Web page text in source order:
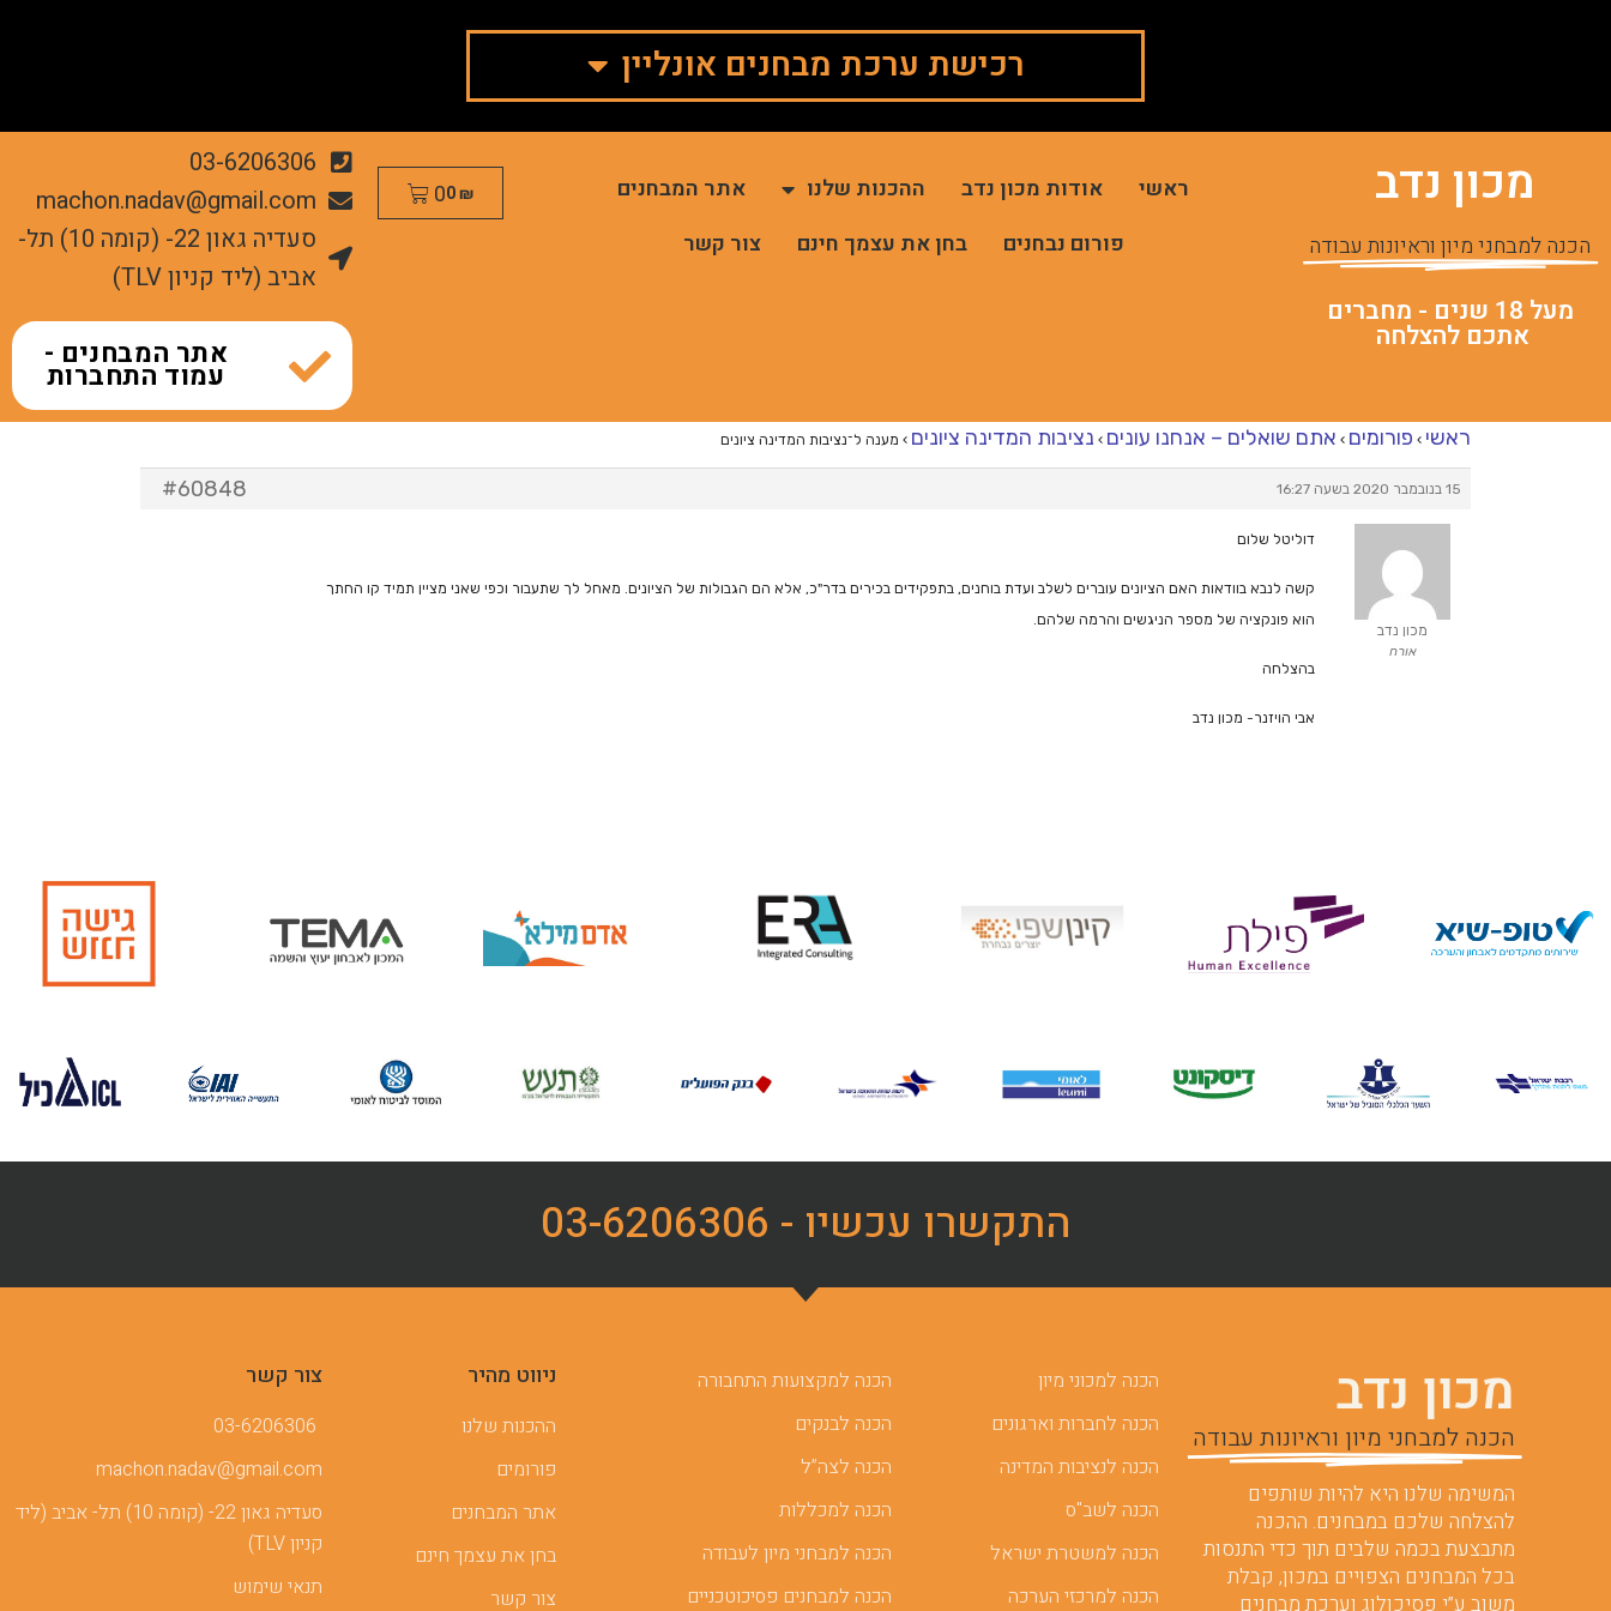
רכישת ערכת מבחנים אונליין
מכון נדב
הכנה למבחני מיון וראיונות עבודה
מעל 18 שנים - מחברים
אתכם להצלחה
ראשי אודות מכון נדב ההכנות שלנו
אתר המבחנים
פורום נבחנים
בחן את עצמך חינם צור קשר
0₪
0
03-6206306
machon.nadav@gmail.com
סעדיה גאון 22- (קומה 10) תל-
אביב (ליד קניון TLV)
אתר המבחנים -
עמוד התחברות
ראשי › פורומים › אתם שואלים – אנחנו עונים › נציבות המדינה ציונים › מענה ל־נציבות המדינה ציונים
15 בנובמבר 2020 בשעה 16:27 #60848
מכון נדב
אורח
דוליטל שלום
קשה לנבא בוודאות האם הציונים עוברים לשלב ועדת בוחנים, בתפקידים בכירים בדר"כ, אלא הם הגבולות של הציונים. מאחל לך שתעבור וכפי שאני מציין תמיד קו החתך
הוא פונקציה של מספר הניגשים והרמה שלהם.
בהצלחה
אבי הויזנר- מכון נדב
התקשרו עכשיו - 03-6206306
מכון נדב
הכנה למבחני מיון וראיונות עבודה
המשימה שלנו היא להיות שותפים
להצלחה שלכם במבחנים. ההכנה
מתבצעת בכמה שלבים תוך כדי התנסות
בכל המבחנים הצפויים במכון, קבלת
משוב ע”י פסיכולוג וערכת מבחנים
הכנה למכוני מיון
הכנה לחברות וארגונים
הכנה לנציבות המדינה
הכנה לשב"ס
הכנה למשטרת ישראל
הכנה למרכזי הערכה
הכנה למקצועות התחבורה
הכנה לבנקים
הכנה לצה”ל
הכנה למכללות
הכנה למבחני מיון לעבודה
הכנה למבחנים פסיכוטכניים
ניווט מהיר
ההכנות שלנו
פורומים
אתר המבחנים
בחן את עצמך חינם
צור קשר
צור קשר
03-6206306
machon.nadav@gmail.com
סעדיה גאון 22- (קומה 10) תל- אביב (ליד
קניון TLV)
תנאי שימוש